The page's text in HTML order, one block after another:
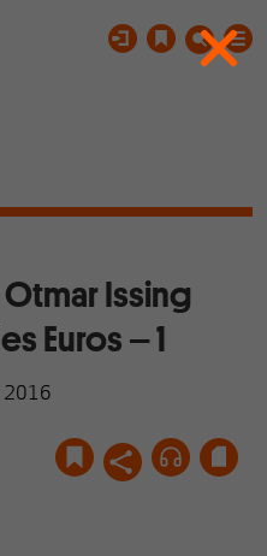
Issing
Euros – 1
2016